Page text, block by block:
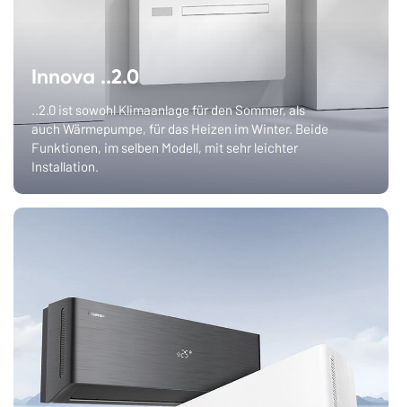
Innova ..2.0
..2.0 ist sowohl Klimaanlage für den Sommer, als
auch Wärmepumpe, für das Heizen im Winter. Beide
Funktionen, im selben Modell, mit sehr leichter
Installation.